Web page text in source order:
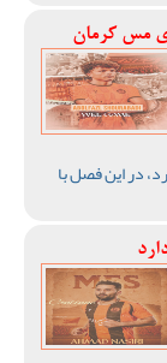
مس کرمان
در این فصل با